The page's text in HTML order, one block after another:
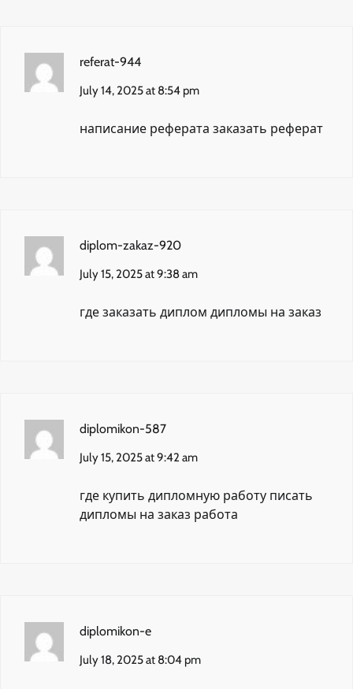
referat-944
July 14, 2025 at 8:54 pm
написание реферата заказать реферат
diplom-zakaz-920
July 15, 2025 at 9:38 am
где заказать диплом дипломы на заказ
diplomikon-587
July 15, 2025 at 9:42 am
где купить дипломную работу писать
дипломы на заказ работа
diplomikon-e
July 18, 2025 at 8:04 pm